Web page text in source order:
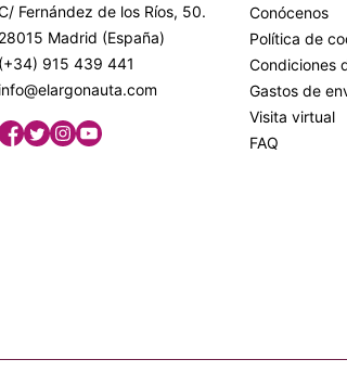
Fernández de los Ríos, 50.
28015 Madrid (España)
(+34) 915 439 441
info@elargonauta.com
Conócenos
Política de
Condiciones
Gastos de
Visita virtual
FAQ